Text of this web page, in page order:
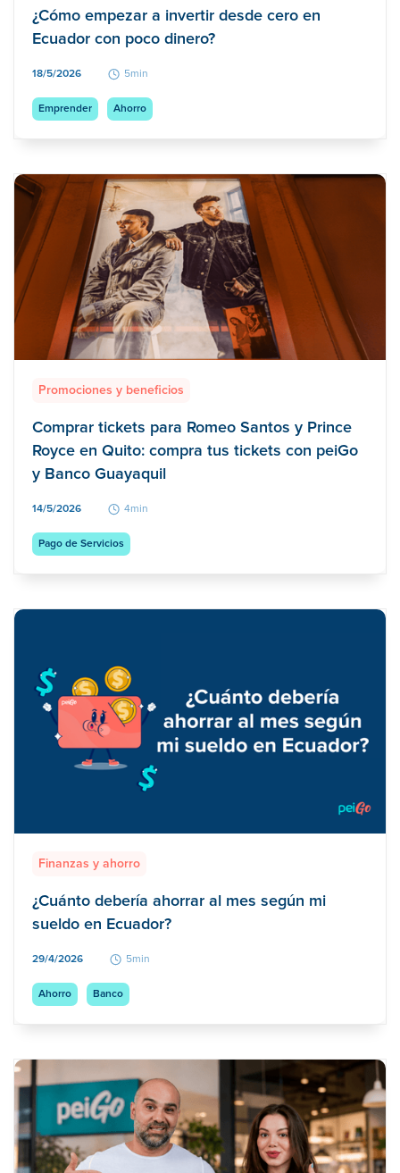
¿Cómo empezar a invertir desde cero en
Ecuador con poco dinero?
18/5/2026 5min
Emprender Ahorro
Promociones y beneficios
Comprar tickets para Romeo Santos y Prince
Royce en Quito: compra tus tickets con peiGo
y Banco Guayaquil
14/5/2026 4min
Pago de Servicios
Finanzas y ahorro
¿Cuánto debería ahorrar al mes según mi
sueldo en Ecuador?
29/4/2026 5min
Ahorro Banco